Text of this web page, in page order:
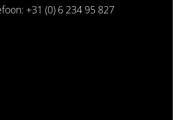
+31 (0) 6 234 95 827